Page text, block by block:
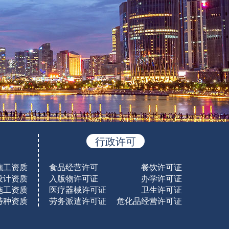
工资质
计资质
工资质
种资质
行政许可
食品经营许可
餐饮许可证
入版物许可证
办学许可证
医疗器械许可证
卫生许可证
劳务派遣许可证
危化品经营许可证